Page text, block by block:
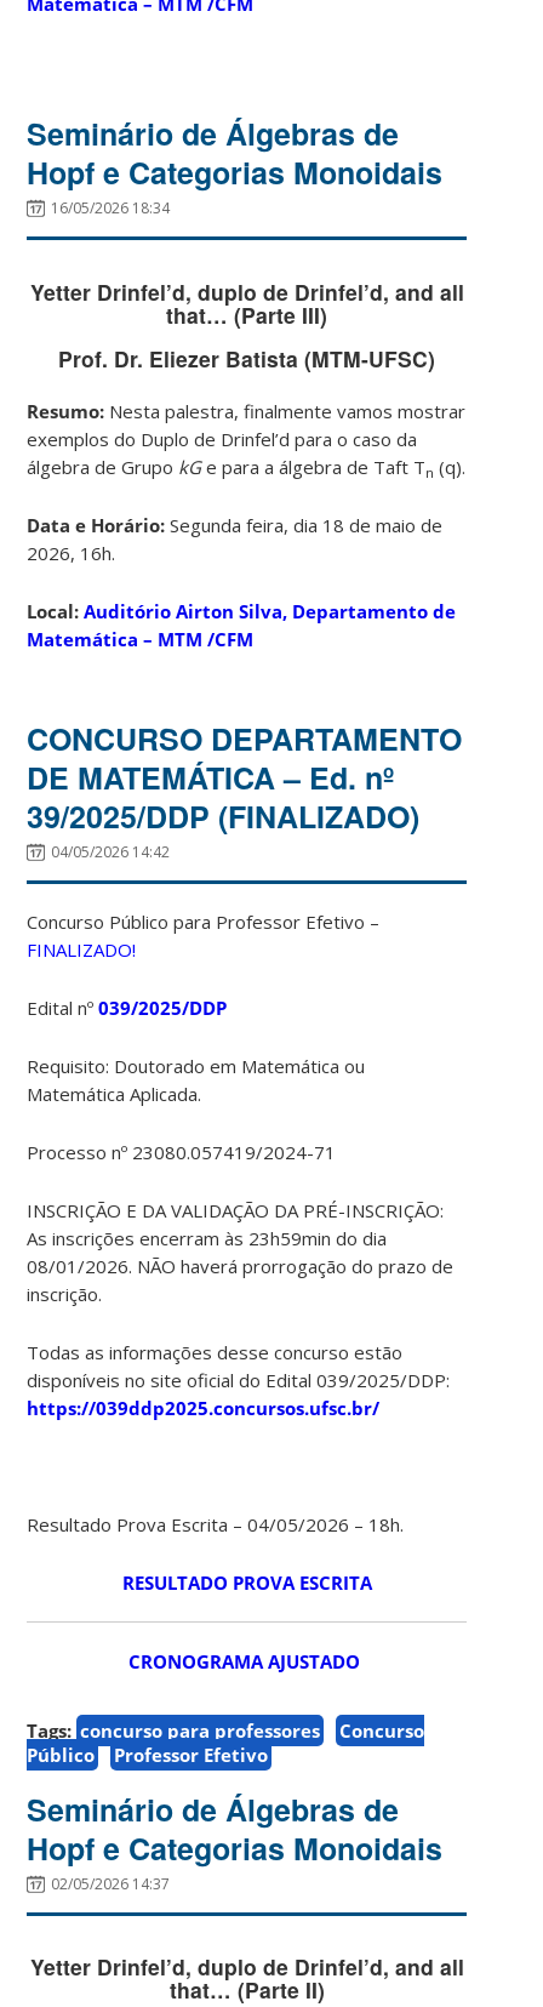
Seminário de Álgebras de
Hopf e Categorias Monoidais
16/05/2026 18:34
Yetter Drinfel’d, duplo de Drinfel’d, and all
that… (Parte III)
Prof. Dr. Eliezer Batista (MTM-UFSC)
Resumo: Nesta palestra, finalmente vamos mostrar
exemplos do Duplo de Drinfel’d para o caso da
álgebra de Grupo kGe para a álgebra de Taft Tn (q).
Data e Horário:Segunda feira, dia 18 de maio de
2026, 16h.
Local:Auditório Airton Silva, Departamento de
Matemática – MTM /CFM
CONCURSO DEPARTAMENTO
DE MATEMÁTICA – Ed. nº
39/2025/DDP (FINALIZADO)
04/05/2026 14:42
Concurso Público para Professor Efetivo –
FINALIZADO!
Edital nº039/2025/DDP
Requisito: Doutorado em Matemática ou
Matemática Aplicada.
Processo nº 23080.057419/2024-71
INSCRIÇÃO E DA VALIDAÇÃO DA PRÉ-INSCRIÇÃO:
As inscrições encerram às 23h59min do dia
08/01/2026. NÃO haverá prorrogação do prazo de
inscrição.
Todas as informações desse concurso estão
disponíveis no site oficial do Edital 039/2025/DDP:
https://039ddp2025.concursos.ufsc.br/
Resultado Prova Escrita – 04/05/2026 – 18h.
RESULTADO PROVA ESCRITA
CRONOGRAMA AJUSTADO
Tags: concurso para professores
Concurso
Público
Professor Efetivo
Seminário de Álgebras de
Hopf e Categorias Monoidais
02/05/2026 14:37
Yetter Drinfel’d, duplo de Drinfel’d, and all
that… (Parte II)